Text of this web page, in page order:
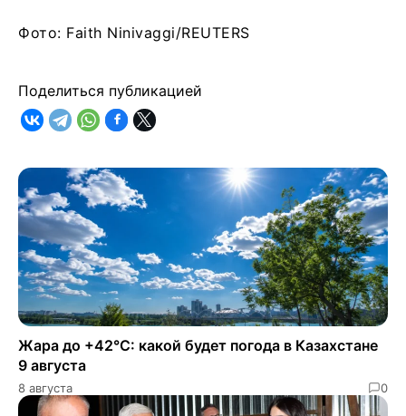
Фото: Faith Ninivaggi/REUTERS
Поделиться публикацией
Жара до +42°C: какой будет погода в Казахстане
9 августа
8 августа 0